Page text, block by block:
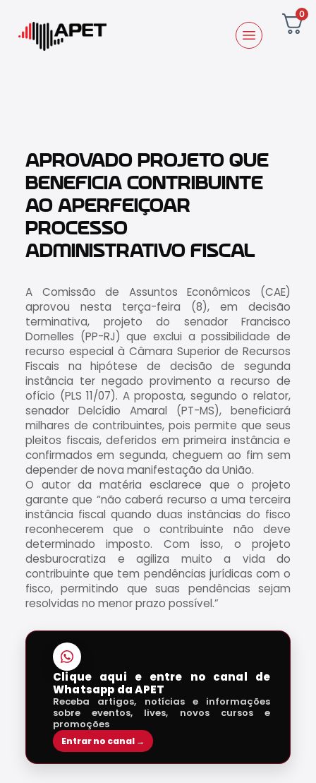
0
APROVADO PROJETO QUE
BENEFICIA CONTRIBUINTE
AO APERFEIÇOAR
PROCESSO
ADMINISTRATIVO FISCAL
A Comissão de Assuntos Econômicos (CAE)
aprovou nesta terça-feira (8), em decisão
terminativa, projeto do senador Francisco
Dornelles (PP-RJ) que exclui a possibilidade de
recurso especial à Câmara Superior de Recursos
Fiscais na hipótese de decisão de segunda
instância ter negado provimento a recurso de
ofício (PLS 11/07). A proposta, segundo o relator,
senador Delcídio Amaral (PT-MS), beneficiará
milhares de contribuintes, pois permite que seus
pleitos fiscais, deferidos em primeira instância e
confirmados em segunda, cheguem ao fim sem
depender de nova manifestação da União.
O autor da matéria esclarece que o projeto
garante que “não caberá recurso a uma terceira
instância fiscal quando duas instâncias do fisco
reconhecerem que o contribuinte não deve
determinado imposto. Com isso, o projeto
desburocratiza e agiliza muito a vida do
contribuinte que tem pendências jurídicas com o
fisco, permitindo que suas pendências sejam
resolvidas no menor prazo possível.”
Clique aqui e entre no canal de
Whatsapp da APET
Receba artigos, notícias e informações
sobre eventos, lives, novos cursos e
promoções
Entrar no canal →